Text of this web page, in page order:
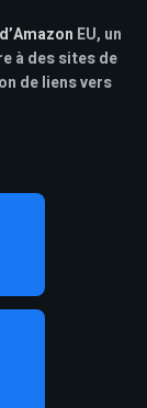
EU, un
à des sites de
de liens vers